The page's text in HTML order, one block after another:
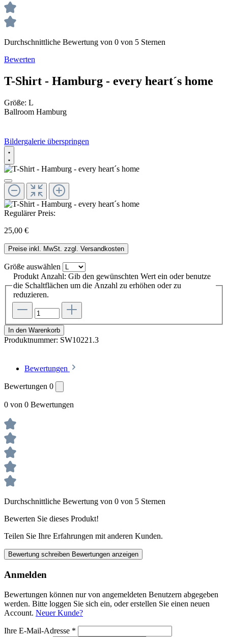
Durchschnittliche Bewertung von 0 von 5 Sternen
Bewerten
T-Shirt - Hamburg - every heart´s home
Größe: L
Ballroom Hamburg
Bildergalerie überspringen
Regulärer Preis:
25,00 €
Preise inkl. MwSt. zzgl. Versandkosten
Größe auswählen
Produkt Anzahl: Gib den gewünschten Wert ein oder benutze
die Schaltflächen um die Anzahl zu erhöhen oder zu
reduzieren.
In den Warenkorb
Produktnummer: SW10221.3
Bewertungen
Bewertungen 0
0 von 0 Bewertungen
Durchschnittliche Bewertung von 0 von 5 Sternen
Bewerten Sie dieses Produkt!
Teilen Sie Ihre Erfahrungen mit anderen Kunden.
Bewertung schreiben Bewertungen anzeigen
Anmelden
Bewertungen können nur von angemeldeten Benutzern abgegeben
werden. Bitte loggen Sie sich ein, oder erstellen Sie einen neuen
Account. Neuer Kunde?
Ihre E-Mail-Adresse *